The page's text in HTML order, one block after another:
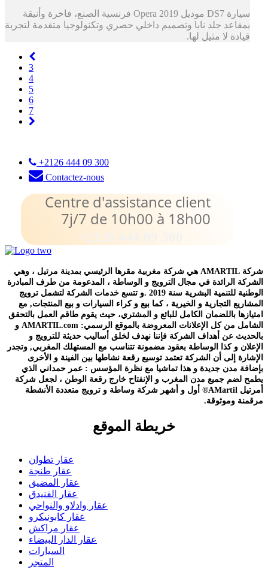
سيارة DS7 موديل Opera 2019 فرنسية الصنع، فاخرة وأنيقة
بمقاعد جلد نابا وتصميم داخلي حصري وتكنولوجيا متقدمة لتجربة
قيادة لا مثيل لها.
Previous
3
4
5
6
7
+2126 444 09 300
Contactez-nous
Centre d'assistance client
7j/7 de 10h00 à 18h00
+2126 444 09 300
شركة AMARTIL هي شركة مغربية مقرها الرئيسي بمدينة مرتيل ، وهي
الشركة الرائدة في مجال الترويج و الوساطة ، المدعومة من طرف المبادرة
الوطنية للتنمية البشرية سنة 2019 .و تتسع خدمات الشركة لتشمل ترويج
المشاريع التجارية و الخيرية ، كما بيع و كراء السيارات و بيع المنتجات, مع
امتيازها باللضمان الكامل للبائع و المشتري، حيث يقوم طاقم العمل بالتحقق
الشامل من كل الإعلانات المعروضة بالموقع الرسمي: AMARTIL.com و
بالحديث عن أهداف الشركة فإننا نهدف لخلق أساليب حديثة للترويج و
الإعلان و كذا الوساطة بعقود مضمونة تتناسب مع المستهلك المغربي, وتجدر
الإشارة إلى أن الشركة تعتمد توسيع رقعة نشاطها بين الفينة و الأخرى
بإضافة مدن جديدة و هذا تماشيا مع نظرة المؤسس : عمر حمداني الذي
يطمح لضم جميع مدن المغرب و الإنفتاح خارج رقعة الوطن ، لجعل شركة
أمرتيل AMartil® أول و أشهر شركة وساطة و ترويج متعددة الأنشطة
مرقمنة وموثوقة.
خريطة الموقع
عقار تطوان
عقار طنجة
عقار المضيق
عقار الفنيدق
عقار وادلاو والنواحي
عقار كابونيكرو
عقار مراكش
عقار الدار البيضاء
السيارات
المتجر